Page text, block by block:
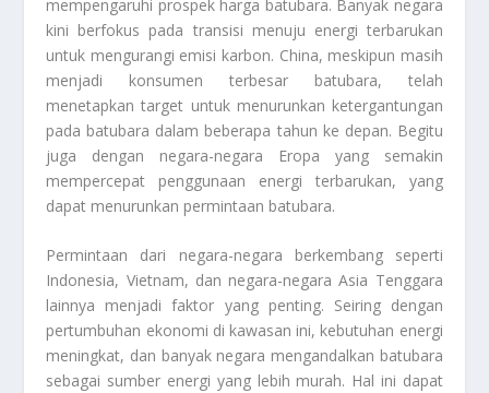
mempengaruhi prospek harga batubara. Banyak negara
kini berfokus pada transisi menuju energi terbarukan
untuk mengurangi emisi karbon. China, meskipun masih
menjadi konsumen terbesar batubara, telah
menetapkan target untuk menurunkan ketergantungan
pada batubara dalam beberapa tahun ke depan. Begitu
juga dengan negara-negara Eropa yang semakin
mempercepat penggunaan energi terbarukan, yang
dapat menurunkan permintaan batubara.
Permintaan dari negara-negara berkembang seperti
Indonesia, Vietnam, dan negara-negara Asia Tenggara
lainnya menjadi faktor yang penting. Seiring dengan
pertumbuhan ekonomi di kawasan ini, kebutuhan energi
meningkat, dan banyak negara mengandalkan batubara
sebagai sumber energi yang lebih murah. Hal ini dapat